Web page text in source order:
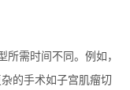
需时间不同。例如，
的手术如子宫肌瘤切